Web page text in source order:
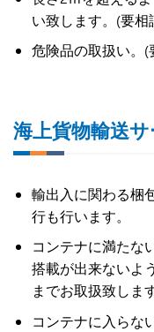
い致します。(要相
危険品の取扱い。(
海上貨物輸送
輸出入に関わる梱
行も行います。
コンテナに満たな
搭載が出来ないよ
までお取扱致します
コンテナに入らな